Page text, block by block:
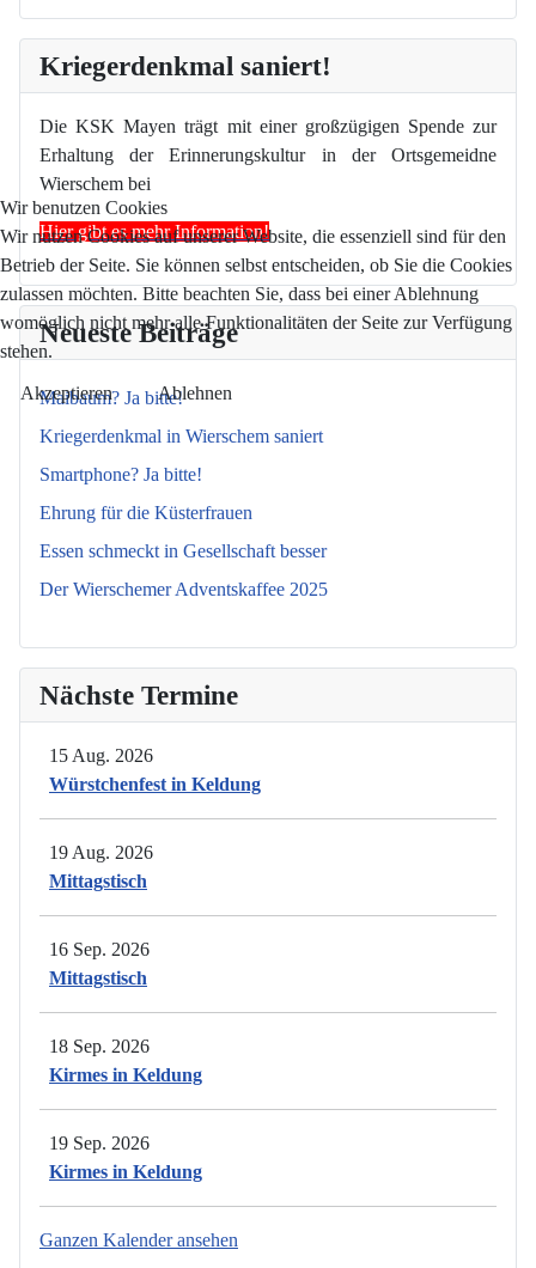
Kriegerdenkmal saniert!
Die KSK Mayen trägt mit einer großzügigen Spende zur
Erhaltung der Erinnerungskultur in der Ortsgemeidne
Wierschem bei
Hier gibt es mehr Information!
Neueste Beiträge
Maibaum? Ja bitte!
Kriegerdenkmal in Wierschem saniert
Smartphone? Ja bitte!
Ehrung für die Küsterfrauen
Essen schmeckt in Gesellschaft besser
Der Wierschemer Adventskaffee 2025
Nächste Termine
15 Aug. 2026
Würstchenfest in Keldung
19 Aug. 2026
Mittagstisch
16 Sep. 2026
Mittagstisch
18 Sep. 2026
Kirmes in Keldung
19 Sep. 2026
Kirmes in Keldung
Ganzen Kalender ansehen
Wir benutzen Cookies
Wir nutzen Cookies auf unserer Website, die essenziell sind für den
Betrieb der Seite. Sie können selbst entscheiden, ob Sie die Cookies
zulassen möchten. Bitte beachten Sie, dass bei einer Ablehnung
womöglich nicht mehr alle Funktionalitäten der Seite zur Verfügung
stehen.
Akzeptieren Ablehnen